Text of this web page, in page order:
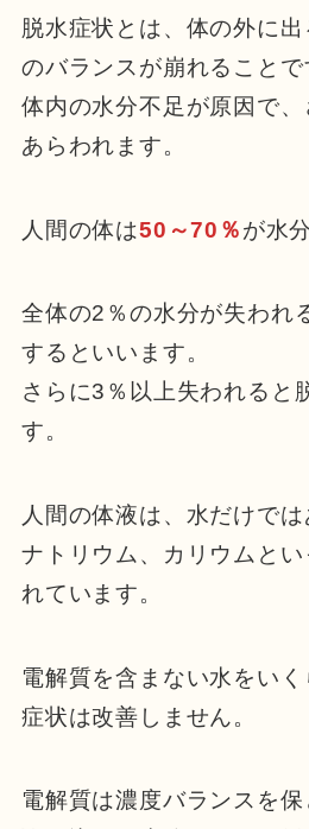
脱水症状とは、体の外に
のバランスが崩れることで
体内の水分不足が原因で
あらわれます。
人間の体は50～70％が水
全体の2％の水分が失われ
するといいます。
さらに3％以上失われると
す。
人間の体液は、水だけでは
ナトリウム、カリウムとい
れています。
電解質を含まない水をい
症状は改善しません。
電解質は濃度バランスを保